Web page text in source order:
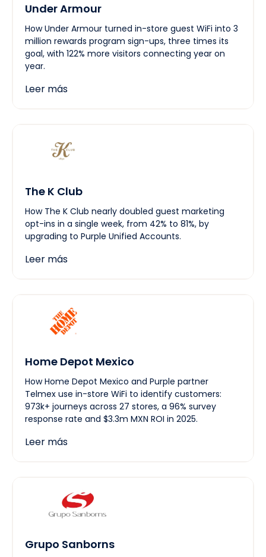
Under Armour
How Under Armour turned in-store guest WiFi into 3
million rewards program sign-ups, three times its
goal, with 122% more visitors connecting year on
year.
Leer más
The K Club
How The K Club nearly doubled guest marketing
opt-ins in a single week, from 42% to 81%, by
upgrading to Purple Unified Accounts.
Leer más
Home Depot Mexico
How Home Depot Mexico and Purple partner
Telmex use in-store WiFi to identify customers:
973k+ journeys across 27 stores, a 96% survey
response rate and $3.3m MXN ROI in 2025.
Leer más
Grupo Sanborns